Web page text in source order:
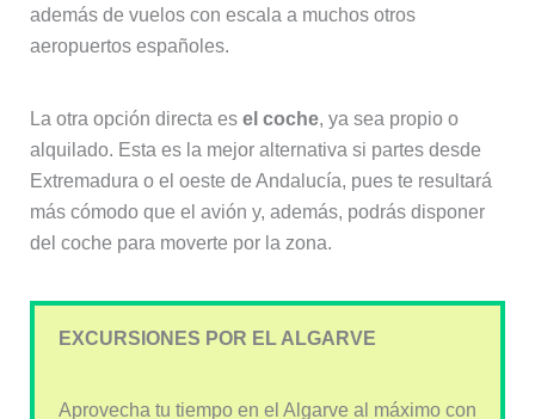
además de vuelos con escala a muchos otros
aeropuertos españoles.
La otra opción directa es el coche, ya sea propio o
alquilado. Esta es la mejor alternativa si partes desde
Extremadura o el oeste de Andalucía, pues te resultará
más cómodo que el avión y, además, podrás disponer
del coche para moverte por la zona.
EXCURSIONES POR EL ALGARVE
Aprovecha tu tiempo en el Algarve al máximo con